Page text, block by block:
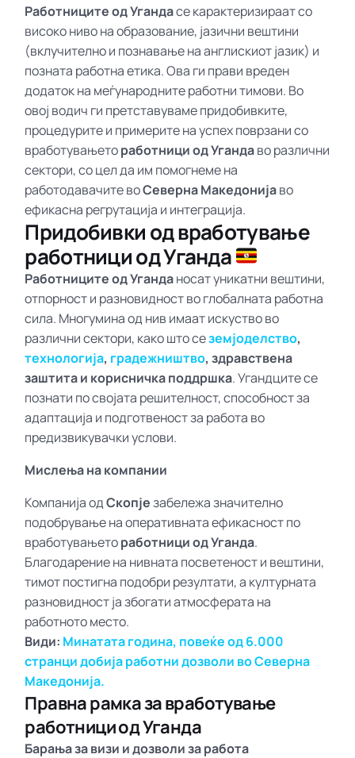
Работниците од Угандасе карактеризираат со
високо ниво на образование, јазични вештини
(вклучително и познавање на англискиот јазик) и
позната работна етика. Ова ги прави вреден
додаток на меѓународните работни тимови. Во
овој водич ги претставуваме придобивките,
процедурите и примерите на успех поврзани со
вработувањетоработници од Угандаво различни
сектори, со цел да им помогнеме на
работодавачите воСеверна Македонијаво
ефикасна регрутација и интеграција.
Придобивки од вработување
работници од Уганда
Работниците од Уганданосат уникатни вештини,
отпорност и разновидност во глобалната работна
сила. Многумина од нив имаат искуство во
различни сектори, како што сеземјоделство,
технологија, градежништво, здравствена
заштита и корисничка поддршка. Угандците се
познати по својата решителност, способност за
адаптација и подготвеност за работа во
предизвикувачки услови.
Мислења на компании
Компанија одСкопјезабележа значително
подобрување на оперативната ефикасност по
вработувањетоработници од Уганда.
Благодарение на нивната посветеност и вештини,
тимот постигна подобри резултати, а културната
разновидност ја збогати атмосферата на
работното место.
Види: Минатата година, повеќе од 6.000
странци добија работни дозволи во Северна
Македонија.
Правна рамка за вработување
работници од Уганда
Барања за визи и дозволи за работа